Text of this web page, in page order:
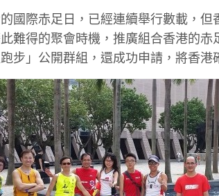
國際赤足日，已經連續舉行數載，但
難得的聚會時機，推廣組合香港的
步」公開群組，還成功申請，將香港